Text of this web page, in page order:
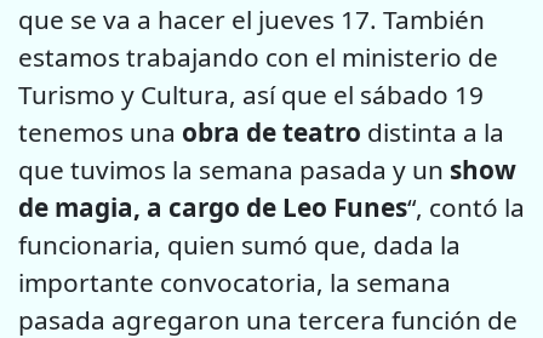
que se va a hacer el jueves 17. También
estamos trabajando con el ministerio de
Turismo y Cultura, así que el sábado 19
tenemos una obra de teatro distinta a la
que tuvimos la semana pasada y un show
de magia, a cargo de Leo Funes“, contó la
funcionaria, quien sumó que, dada la
importante convocatoria, la semana
pasada agregaron una tercera función de